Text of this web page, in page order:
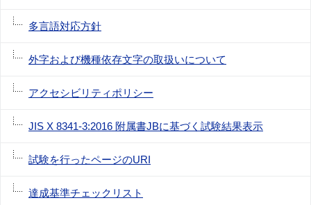
多言語対応方針
外字および機種依存文字の取扱いについて
アクセシビリティポリシー
JIS X 8341-3:2016 附属書JBに基づく試験結果表示
試験を行ったページのURI
達成基準チェックリスト